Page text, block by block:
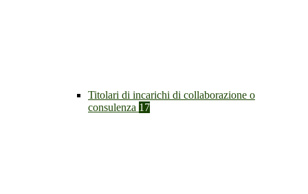
Titolari di incarichi di collaborazione o
consulenza 17